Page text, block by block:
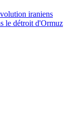
iraniens
le détroit d'Ormuz